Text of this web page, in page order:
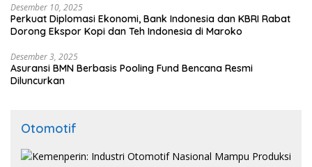
Desember 10, 2025
Perkuat Diplomasi Ekonomi, Bank Indonesia dan KBRI Rabat
Dorong Ekspor Kopi dan Teh Indonesia di Maroko
Desember 3, 2025
Asuransi BMN Berbasis Pooling Fund Bencana Resmi
Diluncurkan
Otomotif